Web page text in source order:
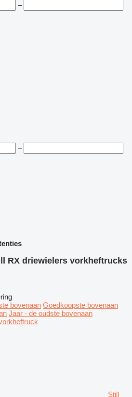
–
–
RX driewielers vorkheftrucks
bovenaan Goedkoopste bovenaan
Jaar - de oudste bovenaan
Still